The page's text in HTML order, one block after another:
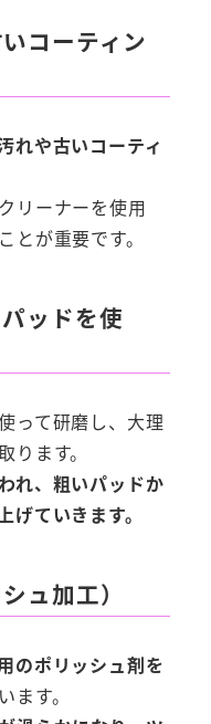
コーティン
れや古いコーティ
リーナーを使用
ことが重要です。
ッドを使
って研磨し、大理
ます。
れ、粗いパッドか
げていきます。
ュ加工）
のポリッシュ剤を
ます。